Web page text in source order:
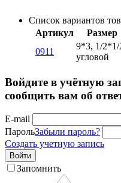
Список вариантов
Артикул
Размер
0911
9*3, 1/2*1/
угловой
Войдите в учётную
сообщить вам об
E-mail
ПарольЗабыли пароль?
Создать учетную запись
Войти
Запомнить